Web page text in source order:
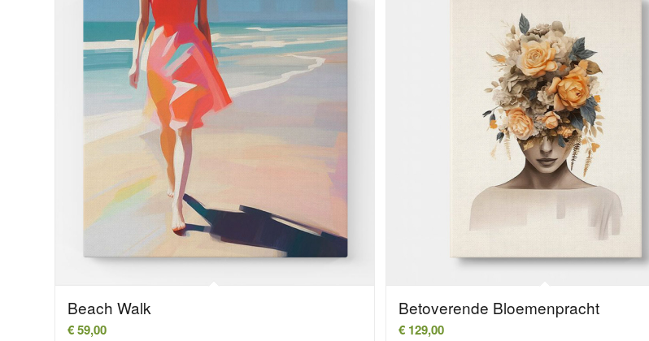
Beach Walk
€59,00
Betoverende Bloemenpracht
€129,00